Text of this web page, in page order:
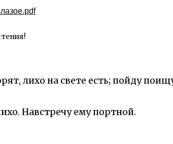
лихо на свете есть; пойду
Навстречу ему портной.